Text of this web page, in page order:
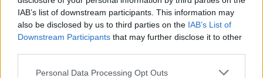
IAB’s list of downstream participants. This information may
also be disclosed by us to third parties on the IAB’s List of
Downstream Participants that may further disclose it to other
Personal Data Processing Opt Outs
In Senato lo show di Renzi sul
Pd. E Giorgia Meloni scoppia a
ridere
26/10/2022